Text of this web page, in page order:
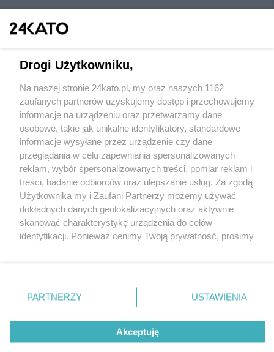
Wydawca mediów lokalnych
Nie zapomnij
zapoznać się z:
polityką prywatności regulamin korzystania z portali
Twojemiasto
Piekary Śląskie
Chorzów
Tarnowskie Góry
Gliwice
Skontakuj sięz nami
Kontakt
Wydawca
Redakcja
Drogi Użytkowniku,
Na naszej stronie 24kato.pl, my oraz naszych 1162
zaufanych partnerów uzyskujemy dostęp i przechowujemy
informacje na urządzeniu oraz przetwarzamy dane
osobowe, takie jak unikalne identyfikatory, standardowe
informacje wysyłane przez urządzenie czy dane
przeglądania w celu zapewniania spersonalizowanych
reklam, wybór spersonalizowanych treści, pomiar reklam i
treści, badanie odbiorców oraz ulepszanie usług. Za zgodą
Użytkownika my i Zaufani Partnerzy możemy używać
dokładnych danych geolokalizacyjnych oraz aktywnie
skanować charakterystykę urządzenia do celów
identyfikacji. Ponieważ cenimy Twoją prywatność, prosimy
prywatności znajdujący się w lewym dolnym rogu strony
. Niektóre rodzaje przetwarzania danych nie wymagają
zgody użytkownika, ale masz prawo sprzeciwić się
takiemu przetwarzaniu. Preferencje będą miały
zastosowania tylko na tej witrynie.
PARTNERZY USTAWIENIA
Akceptuję